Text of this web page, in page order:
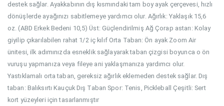
destek sağlar. Ayakkabının dış kısmındaki tam boy ayak çerçevesi, hızlı
dönüşlerde ayağınızı sabitlemeye yardımcı olur. Ağırlık: Yaklaşık 15,6
oz. (ABD Erkek Bedeni 10,5) Üst: Güçlendirilmiş Ağ Çorap astarı: Kolay
giyilip çıkarılabilen rahat 1/2 iç kılıf Orta Taban: Ön ayak Zoom Air
ünitesi, ilk adımınızda esneklik sağlayarak taban çizgisi boyunca o ön
vuruşu yapmanıza veya fileye ani yaklaşmanıza yardımcı olur.
Yastıklamalı orta taban, gereksiz ağırlık eklemeden destek sağlar. Dış
taban: Balıksırtı Kauçuk Dış Taban Spor: Tenis, Pickleball Çeşitli: Sert
kort yüzeyleri için tasarlanmıştır